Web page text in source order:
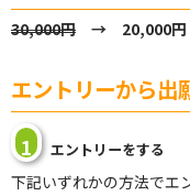
30,000円 → 20,000円
エントリーから出
1 エントリーをする
下記いずれかの方法でエ